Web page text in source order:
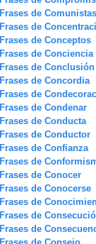
Frases de Comunistas
Frases de
Frases de Conceptos
Frases de Conciencia
Frases de Conclusión
Frases de Concordia
Frases de
Frases de Condenar
Frases de Conducta
Frases de Conductor
Frases de Confianza
Frases de
Frases de Conocer
Frases de Conocerse
Frases de
Frases de
Frases de